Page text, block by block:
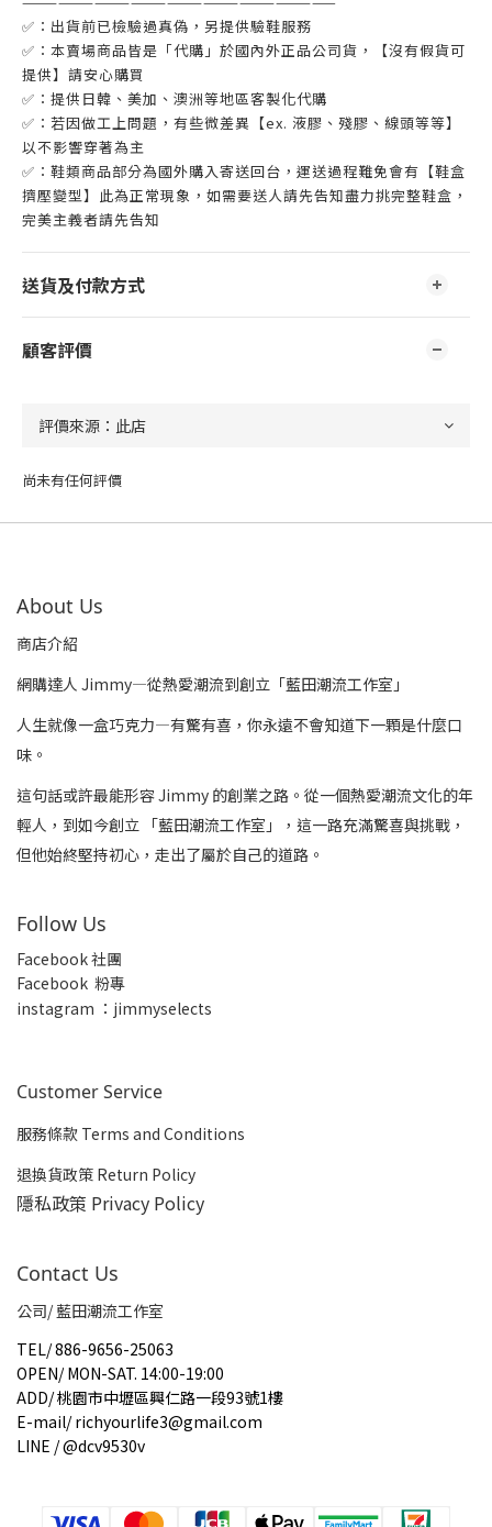
✅：出貨前已檢驗過真偽，另提供驗鞋服務
✅：本賣場商品皆是「代購」於國內外正品公司貨，【沒有假貨可
提供】請安心購買
✅：提供日韓、美加、澳洲等地區客製化代購
✅：若因做工上問題，有些微差異【ex. 液膠、殘膠、線頭等等】
以不影響穿著為主
✅：鞋類商品部分為國外購入寄送回台，運送過程難免會有【鞋盒
擠壓變型】此為正常現象，如需要送人請先告知盡力挑完整鞋盒，
完美主義者請先告知
送貨及付款方式
顧客評價
尚未有任何評價
About Us
商店介紹
網購達人 Jimmy—從熱愛潮流到創立「藍田潮流工作室」
人生就像一盒巧克力—有驚有喜，你永遠不會知道下一顆是什麼口
味。
這句話或許最能形容 Jimmy 的創業之路。從一個熱愛潮流文化的年
輕人，到如今創立 「藍田潮流工作室」，這一路充滿驚喜與挑戰，
但他始終堅持初心，走出了屬於自己的道路。
Follow Us
Facebook 社團
Facebook 粉專
instagram ：jimmyselects
Customer Service
服務條款 Terms and Conditions
退換貨政策 Return Policy
隱私政策 Privacy Policy
Contact Us
公司/ 藍田潮流工作室
TEL/886-9656-25063
OPEN/ MON-SAT. 14:00-19:00
ADD/桃園市中壢區興仁路一段93號1樓
E-mail/richyourlife3@gmail.com
LINE / @dcv9530v